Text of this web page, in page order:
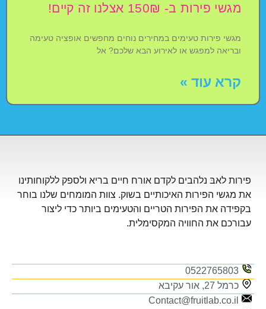
מגשי פירות ב- 150₪ אצלנו זה קיים!
מגשי פירות טעימים במחירים נוחים מחפשים אופציה טעימה
ובריאה למפגש או לאירוע הבא שלכם? אל
קרא עוד »
פירות לאבּ נלהבים לקדם אורח חיים בריא ולספק ללקוחותינו
את מגשי הפירות האיכותיים בשוק. צוות המומחים שלנו בוחר
בקפידה את הפירות הטריים והטעימים ביותר כדי ליצור
עבורכם את החוויה המקסימלית.
0522765803
כרמל 27, אור עקיבא
Contact@fruitlab.co.il